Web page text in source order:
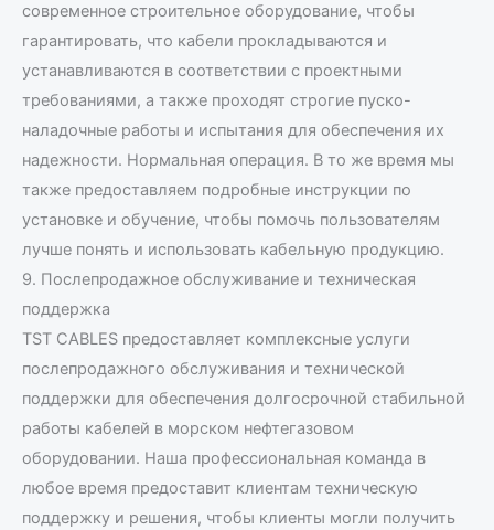
современное строительное оборудование, чтобы
гарантировать, что кабели прокладываются и
устанавливаются в соответствии с проектными
требованиями, а также проходят строгие пуско-
наладочные работы и испытания для обеспечения их
надежности. Нормальная операция. В то же время мы
также предоставляем подробные инструкции по
установке и обучение, чтобы помочь пользователям
лучше понять и использовать кабельную продукцию.
9. Послепродажное обслуживание и техническая
поддержка
TST CABLES предоставляет комплексные услуги
послепродажного обслуживания и технической
поддержки для обеспечения долгосрочной стабильной
работы кабелей в морском нефтегазовом
оборудовании. Наша профессиональная команда в
любое время предоставит клиентам техническую
поддержку и решения, чтобы клиенты могли получить